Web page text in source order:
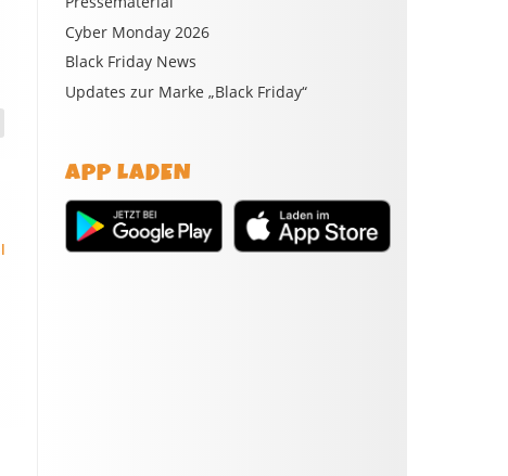
Cyber Monday 2026
Black Friday News
Updates zur Marke „Black Friday“
APP LADEN